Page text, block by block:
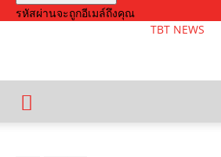
รหัสผ่านจะถูกอีเมล์ถึงคุณ
TBT NEWS